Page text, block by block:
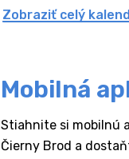
Zobraziť celý
Mobilná
Stiahnite si mobilnú
Čierny Brod a